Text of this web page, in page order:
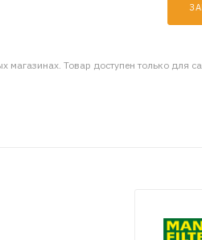
магазинах. Товар доступен только для